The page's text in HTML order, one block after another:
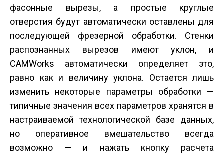
фасонные вырезы, а простые круглые
отверстия будут автоматически оставлены для
последующей фрезерной обработки. Стенки
распознанных вырезов имеют уклон, и
CAMWorks автоматически определяет это,
равно как и величину уклона. Остается лишь
изменить некоторые параметры обработки —
типичные значения всех параметров хранятся в
настраиваемой технологической базе данных,
но оперативное вмешательство всегда
возможно — и нажать кнопку расчета